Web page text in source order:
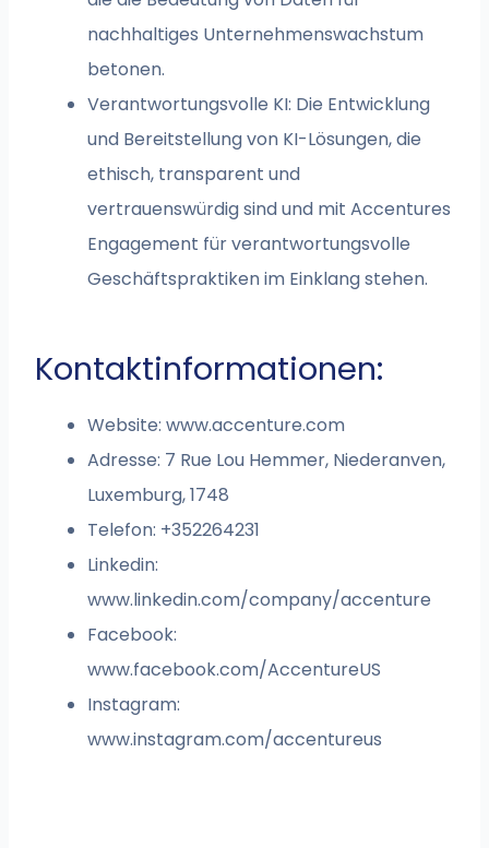
nachhaltiges Unternehmenswachstum
betonen.
Verantwortungsvolle KI: Die Entwicklung
und Bereitstellung von KI-Lösungen, die
ethisch, transparent und
vertrauenswürdig sind und mit Accentures
Engagement für verantwortungsvolle
Geschäftspraktiken im Einklang stehen.
Kontaktinformationen:
Website: www.accenture.com
Adresse: 7 Rue Lou Hemmer, Niederanven,
Luxemburg, 1748
Telefon: +352264231
Linkedin:
www.linkedin.com/company/accenture
Facebook:
www.facebook.com/AccentureUS
Instagram:
www.instagram.com/accentureus